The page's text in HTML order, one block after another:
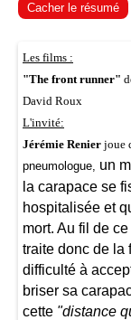
Cacher le résumé
Les films :
"The front runner"
David Roux
L'invité:
Jérémie Renier joue
pneumologue, un
la carapace se
hospitalisée et
mort. Au fil de
traite donc de la
difficulté à
briser sa
cette "distance